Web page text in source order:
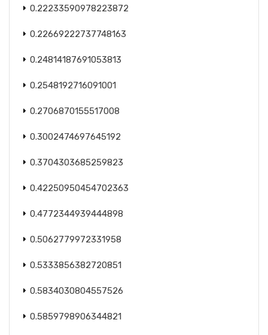
0.22233590978223872
0.22669222737748163
0.24814187691053813
0.2548192716091001
0.2706870155517008
0.3002474697645192
0.3704303685259823
0.42250950454702363
0.4772344939444898
0.5062779972331958
0.5333856382720851
0.5834030804557526
0.5859798906344821